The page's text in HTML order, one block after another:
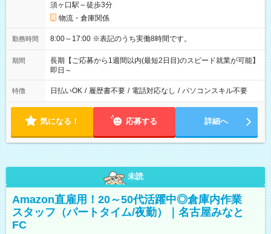
須ヶ口駅～徒歩3分
物流・倉庫関係
勤務時間 8:00～17:00 ※表記のうち実働8時間です。
期間
長期【ご応募から1週間以内(最短2日目)のスピード就業が可能】
即日～
特徴 日払いOK / 履歴書不要 / 電話対応なし / パソコンスキル不要
気になる！ 応募する 詳細へ
未読
Amazon直雇用！20～50代活躍中◎倉庫内作業
スタッフ（パートタイム/夜勤）｜名古屋みなと
FC